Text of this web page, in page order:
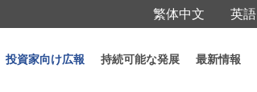
繁体中文 英語
投資家向け広報 持続可能な発展 最新情報